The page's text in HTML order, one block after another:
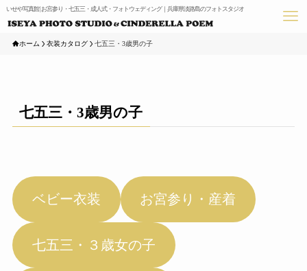
いせや写真館 | お宮参り・七五三・成人式・フォトウェディング｜兵庫県淡路島のフォトスタジオ
ホーム 衣装カタログ 七五三・3歳男の子
七五三・3歳男の子
ベビー衣装 お宮参り・産着
七五三・３歳女の子